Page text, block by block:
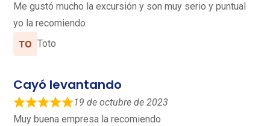
Me gustó mucho la excursión y son muy serio y puntual
yo la recomiendo
Toto
Cayó levantando
19 de octubre de 2023
Muy buena empresa la recomiendo